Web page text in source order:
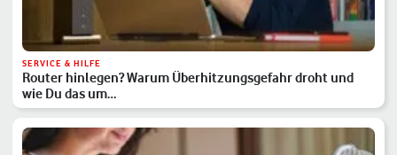
SERVICE & HILFE
Router hinlegen? Warum Überhitzungsgefahr droht und
wie Du das um…